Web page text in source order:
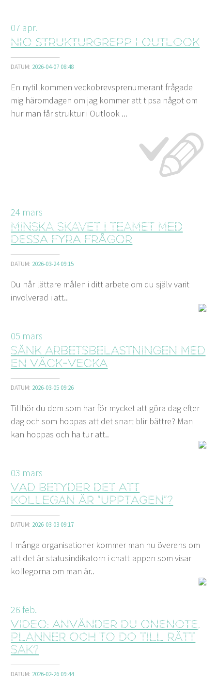
07 apr.
Nio strukturgrepp i Outlook
DATUM: 2026-04-07 08:48
En nytillkommen veckobrevsprenumerant frågade
mig häromdagen om jag kommer att tipsa något om
hur man får struktur i Outlook ...
24 mars
Minska skavet i teamet med
dessa fyra frågor
DATUM: 2026-03-24 09:15
Du når lättare målen i ditt arbete om du själv varit
involverad i att..
05 mars
Sänk arbetsbelastningen med
en väck-vecka
DATUM: 2026-03-05 09:26
Tillhör du dem som har för mycket att göra dag efter
dag och som hoppas att det snart blir bättre? Man
kan hoppas och ha tur att..
03 mars
Vad betyder det att
kollegan är ”Upptagen”?
DATUM: 2026-03-03 09:17
I många organisationer kommer man nu överens om
att det är statusindikatorn i chatt-appen som visar
kollegorna om man är..
26 feb.
Video: Använder du OneNote,
Planner och To Do till rätt
sak?
DATUM: 2026-02-26 09:44